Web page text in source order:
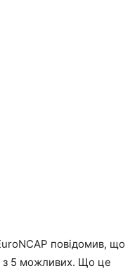
повідомив, що
з 5 можливих. Що це